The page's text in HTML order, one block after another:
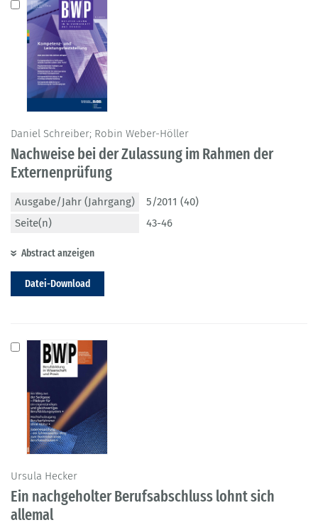
Daniel Schreiber; Robin Weber-Höller
Nachweise bei der Zulassung im Rahmen der
Externenprüfung
Ausgabe/Jahr (Jahrgang)
5/2011 (40)
Seite(n)
43-46
Abstract anzeigen
Datei-Download
Ursula Hecker
Ein nachgeholter Berufsabschluss lohnt sich
allemal